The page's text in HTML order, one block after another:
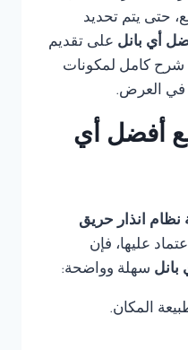
حتى يتم تحديد
أي بانل على تقديم
شرح كامل لمكونات
في العرض.
أفضل أي
نظام انذار حريق
عليها، فإن
سهلة وواضحة:
المكان.